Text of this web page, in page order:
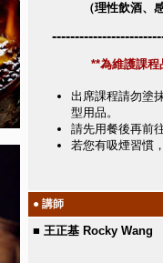
（理性飲酒、
**為維護課程
出席課程請勿塗
型用品。
請先用餐後再前
若您有吸煙習慣
● 講師
■ 王正基 Rocky Wang